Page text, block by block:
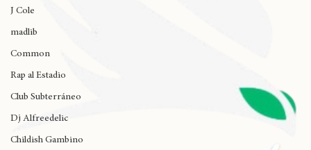
Wynne
J Cole
madlib
Common
Rap al Estadio
Club Subterráneo
Dj Alfreedelic